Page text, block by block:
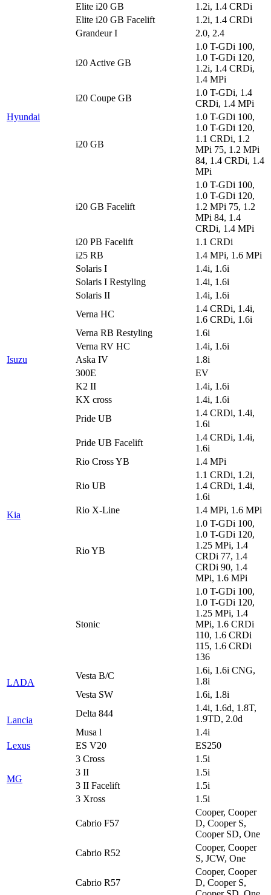
Hyundai
Elite i20 GB
1.2i, 1.4 CRDi
Elite i20 GB Facelift
1.2i, 1.4 CRDi
Grandeur I
2.0, 2.4
i20 Active GB
1.0 T-GDi 100,
1.0 T-GDi 120,
1.2i, 1.4 CRDi,
1.4 MPi
i20 Coupe GB
1.0 T-GDi, 1.4
CRDi, 1.4 MPi
i20 GB
1.0 T-GDi 100,
1.0 T-GDi 120,
1.1 CRDi, 1.2
MPi 75, 1.2 MPi
84, 1.4 CRDi, 1.4
MPi
i20 GB Facelift
1.0 T-GDi 100,
1.0 T-GDi 120,
1.2 MPi 75, 1.2
MPi 84, 1.4
CRDi, 1.4 MPi
i20 PB Facelift
1.1 CRDi
i25 RB
1.4 MPi, 1.6 MPi
Solaris I
1.4i, 1.6i
Solaris I Restyling
1.4i, 1.6i
Solaris II
1.4i, 1.6i
Verna HC
1.4 CRDi, 1.4i,
1.6 CRDi, 1.6i
Verna RB Restyling
1.6i
Verna RV HC
1.4i, 1.6i
Isuzu
Aska IV 1.8i
Kia
300E
EV
K2 II
1.4i, 1.6i
KX cross
1.4i, 1.6i
Pride UB
1.4 CRDi, 1.4i,
1.6i
Pride UB Facelift
1.4 CRDi, 1.4i,
1.6i
Rio Cross YB
1.4 MPi
Rio UB
1.1 CRDi, 1.2i,
1.4 CRDi, 1.4i,
1.6i
Rio X-Line
1.4 MPi, 1.6 MPi
Rio YB
1.0 T-GDi 100,
1.0 T-GDi 120,
1.25 MPi, 1.4
CRDi 77, 1.4
CRDi 90, 1.4
MPi, 1.6 MPi
Stonic
1.0 T-GDi 100,
1.0 T-GDi 120,
1.25 MPi, 1.4
MPi, 1.6 CRDi
110, 1.6 CRDi
115, 1.6 CRDi
136
LADA
Vesta B/C
1.6i, 1.6i CNG,
1.8i
Vesta SW
1.6i, 1.8i
Lancia
Delta 844
1.4i, 1.6d, 1.8T,
1.9TD, 2.0d
Musa l
1.4i
Lexus
ES V20 ES250
MG
3 Cross
1.5i
3 II
1.5i
3 II Facelift
1.5i
3 Xross
1.5i
Cabrio F57
Cooper, Cooper
D, Cooper S,
Cooper SD, One
Cabrio R52
Cooper, Cooper
S, JCW, One
Cabrio R57
Cooper, Cooper
D, Cooper S,